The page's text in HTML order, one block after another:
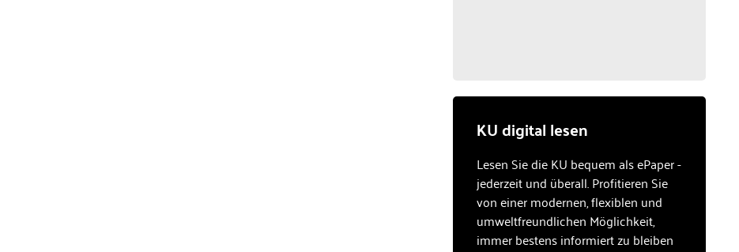
KU digital lesen
Lesen Sie die KU bequem als ePaper -
jederzeit und überall. Profitieren Sie
von einer modernen, flexiblen und
umweltfreundlichen Möglichkeit,
immer bestens informiert zu bleiben